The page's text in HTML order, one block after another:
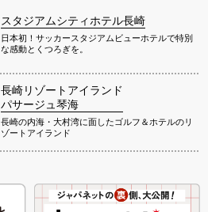
スタジアムシティホテル長崎
日本初！サッカースタジアムビューホテルで特別
な感動とくつろぎを。
長崎リゾートアイランド
パサージュ琴海
長崎の内海・大村湾に面したゴルフ＆ホテルのリ
ゾートアイランド